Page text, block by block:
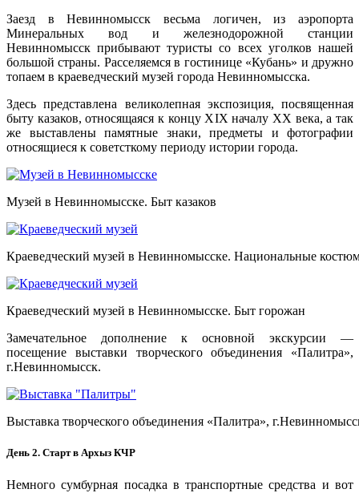
Заезд в Невинномысск весьма логичен, из аэропорта
Минеральных вод и железнодорожной станции
Невинномысск прибывают туристы со всех уголков нашей
большой страны. Расселяемся в гостинице «Кубань» и дружно
топаем в краеведческий музей города Невинномысска.
Здесь представлена великолепная экспозиция, посвященная
быту казаков, относящаяся к концу XIX началу XX века, а так
же выставлены памятные знаки, предметы и фотографии
относящиеся к советсткому периоду истории города.
Музей в Невинномысске. Быт казаков
Краеведческий музей в Невинномысске. Национальные
Краеведческий музей в Невинномысске. Быт горожан
Замечательное дополнение к основной экскурсии —
посещение выставки творческого объединения «Палитра»,
г.Невинномысск.
Выставка творческого объединения «Палитра»,
День 2. Старт в Архыз КЧР
Немного сумбурная посадка в транспортные средства и вот